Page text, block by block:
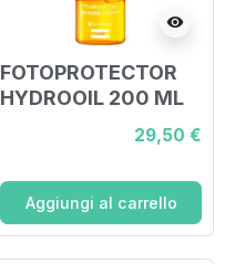
visibility
FOTOPROTECTOR
HYDROOIL 200 ML
29,50 €
Aggiungi al carrello